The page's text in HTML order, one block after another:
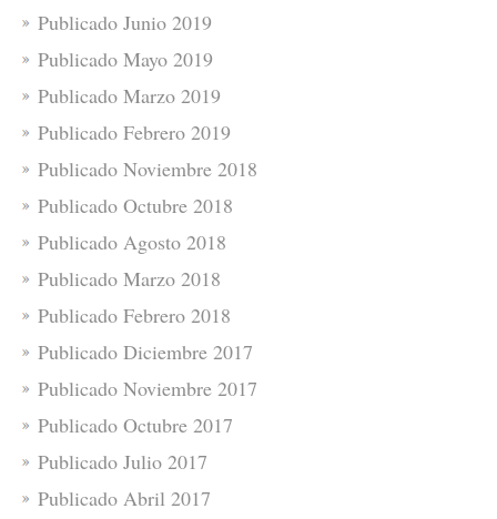
Publicado Junio 2019
Publicado Mayo 2019
Publicado Marzo 2019
Publicado Febrero 2019
Publicado Noviembre 2018
Publicado Octubre 2018
Publicado Agosto 2018
Publicado Marzo 2018
Publicado Febrero 2018
Publicado Diciembre 2017
Publicado Noviembre 2017
Publicado Octubre 2017
Publicado Julio 2017
Publicado Abril 2017